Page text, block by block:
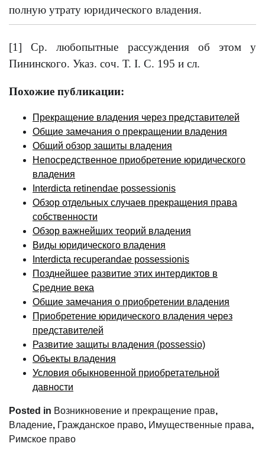
полную утрату юридического владения.
[1] Ср. любопытные рассуждения об этом у
Пининского. Указ. соч. Т. I. С. 195 и сл.
Похожие публикации:
Прекращение владения через представителей
Общие замечания о прекращении владения
Общий обзор защиты владения
Непосредственное приобретение юридического
владения
Interdicta retinendae possessionis
Обзор отдельных случаев прекращения права
собственности
Обзор важнейших теорий владения
Виды юридического владения
Interdicta recuperandae possessionis
Позднейшее развитие этих интердиктов в
Средние века
Общие замечания о приобретении владения
Приобретение юридического владения через
представителей
Развитие защиты владения (possessio)
Объекты владения
Условия обыкновенной приобретательной
давности
Posted in Возникновение и прекращение прав,
Владение, Гражданское право, Имущественные права,
Римское право